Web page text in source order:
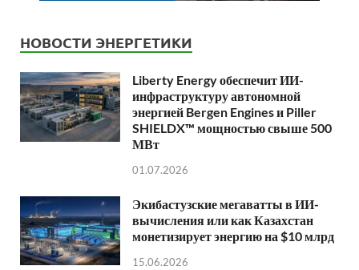
НОВОСТИ ЭНЕРГЕТИКИ
Liberty Energy обеспечит ИИ-
инфраструктуру автономной
энергией Bergen Engines и Piller
SHIELDX™ мощностью свыше 500
МВт
01.07.2026
Экибастузские мегаватты в ИИ-
вычисления или как Казахстан
монетизирует энергию на $10 млрд
15.06.2026